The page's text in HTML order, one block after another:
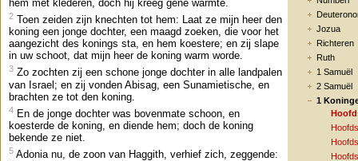
Jozua
Richteren
Ruth
1 Samuël
2 Samuël
1
hem met klederen, doch hij kreeg gene warmte.
2 Toen zeiden zijn knechten tot hem: Laat ze mijn heer den
koning een jonge dochter, een maagd zoeken, die voor het
aangezicht des konings sta, en hem koestere; en zij slape
in uw schoot, dat mijn heer de koning warm worde.
3 Zo zochten zij een schone jonge dochter in alle landpalen
van Israel; en zij vonden Abisag, een Sunamietische, en
brachten ze tot den koning.
4 En de jonge dochter was bovenmate schoon, en
koesterde de koning, en diende hem; doch de koning
bekende ze niet.
5 Adonia nu, de zoon van Haggith, verhief zich, zeggende: